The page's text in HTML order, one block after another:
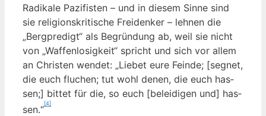
Radi­ka­le Pazi­fis­ten – und in die­sem Sin­ne sind
sie reli­gi­ons­kri­ti­sche Frei­den­ker – leh­nen die
„Berg­pre­digt“ als Begrün­dung ab, weil sie nicht
von „Waf­fen­lo­sig­keit“ spricht und sich vor allem
an Chris­ten wen­det: „Lie­bet eure Fein­de; [seg­net,
die euch flu­chen; tut wohl denen, die euch has­
sen;] bit­tet für die, so euch [belei­di­gen und] has­
sen.“
[4]